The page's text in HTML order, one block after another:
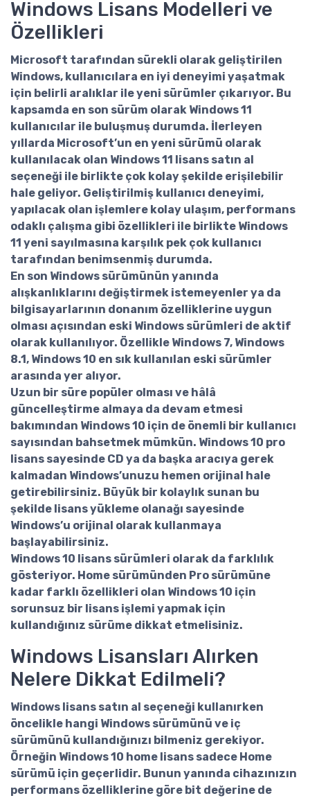
Windows Lisans Modelleri ve
Özellikleri
Microsoft tarafından sürekli olarak geliştirilen
Windows, kullanıcılara en iyi deneyimi yaşatmak
için belirli aralıklar ile yeni sürümler çıkarıyor. Bu
kapsamda en son sürüm olarak Windows 11
kullanıcılar ile buluşmuş durumda. İlerleyen
yıllarda Microsoft’un en yeni sürümü olarak
kullanılacak olan Windows 11 lisans satın al
seçeneği ile birlikte çok kolay şekilde erişilebilir
hale geliyor. Geliştirilmiş kullanıcı deneyimi,
yapılacak olan işlemlere kolay ulaşım, performans
odaklı çalışma gibi özellikleri ile birlikte Windows
11 yeni sayılmasına karşılık pek çok kullanıcı
tarafından benimsenmiş durumda.
En son Windows sürümünün yanında
alışkanlıklarını değiştirmek istemeyenler ya da
bilgisayarlarının donanım özelliklerine uygun
olması açısından eski Windows sürümleri de aktif
olarak kullanılıyor. Özellikle Windows 7, Windows
8.1, Windows 10 en sık kullanılan eski sürümler
arasında yer alıyor.
Uzun bir süre popüler olması ve hâlâ
güncelleştirme almaya da devam etmesi
bakımından Windows 10 için de önemli bir kullanıcı
sayısından bahsetmek mümkün. Windows 10 pro
lisans sayesinde CD ya da başka aracıya gerek
kalmadan Windows’unuzu hemen orijinal hale
getirebilirsiniz. Büyük bir kolaylık sunan bu
şekilde lisans yükleme olanağı sayesinde
Windows’u orijinal olarak kullanmaya
başlayabilirsiniz.
Windows 10 lisans sürümleri olarak da farklılık
gösteriyor. Home sürümünden Pro sürümüne
kadar farklı özellikleri olan Windows 10 için
sorunsuz bir lisans işlemi yapmak için
kullandığınız sürüme dikkat etmelisiniz.
Windows Lisansları Alırken
Nelere Dikkat Edilmeli?
Windows lisans satın al seçeneği kullanırken
öncelikle hangi Windows sürümünü ve iç
sürümünü kullandığınızı bilmeniz gerekiyor.
Örneğin Windows 10 home lisans sadece Home
sürümü için geçerlidir. Bunun yanında cihazınızın
performans özelliklerine göre bit değerine de